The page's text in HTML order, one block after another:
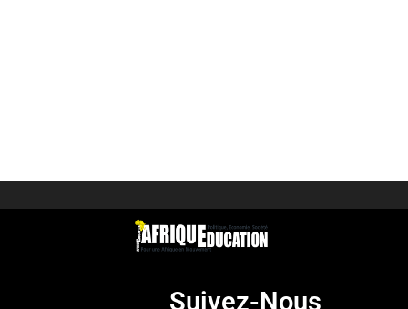
Suivez-Nous